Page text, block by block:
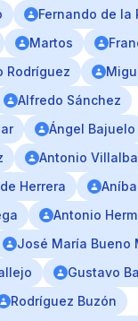
Fernando de la
Martos
Rodríguez
Alfredo Sánchez
Ángel Bajuelo
Antonio Villalba
Herrera
Antonio
José María Bueno
Gustavo
Rodríguez Buzón